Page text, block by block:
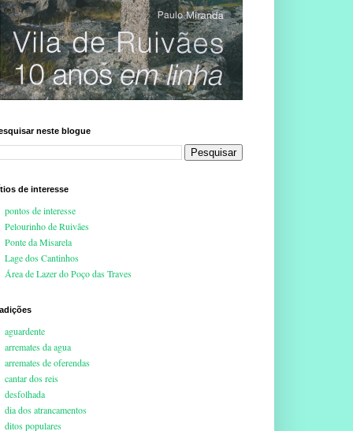
neste blogue
de interesse
pontos de interesse
Pelourinho de Ruivães
Ponte da Misarela
Lage dos Cantinhos
Área de Lazer do Poço das Traves
aguardente
arremates da agua
arremates de oferendas
cantar dos reis
desfolhada
dia dos atrancamentos
ditos populares